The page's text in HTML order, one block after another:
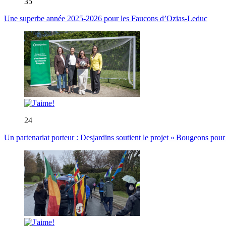
Une superbe année 2025-2026 pour les Faucons d’Ozias-Leduc
24
Un partenariat porteur : Desjardins soutient le projet « Bougeons